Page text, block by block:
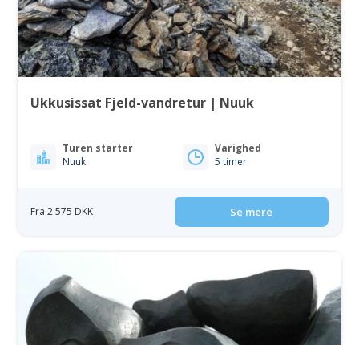
Ukkusissat Fjeld-vandretur | Nuuk
Turen starter
Nuuk
Varighed
5 timer
Fra 2 575 DKK Se mere